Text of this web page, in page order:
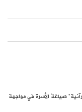
صياغةَ الأسرة في مواجهة